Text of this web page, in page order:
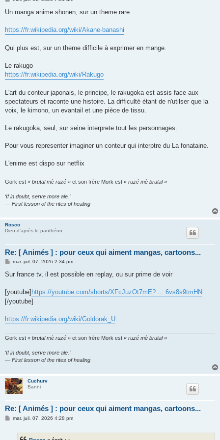
s
g
e
Un manga anime shonen, sur un theme rare
https://fr.wikipedia.org/wiki/Akane-banashi
Qui plus est, sur un theme difficile à exprimer en mange.
Le rakugo
https://fr.wikipedia.org/wiki/Rakugo
L'art du conteur japonais, le principe, le rakugoka est assis face aux
spectateurs et raconte une histoire. La difficulté étant de n'utilser que la
voix, le kimono, un evantail et une pièce de tissu.
Le rakugoka, seul, sur seine interprete tout les personnages.
Pour vous representer imaginer un conteur qui interptre du La fonataine.
L'enime est dispo sur netflix
Gork est « brutal mè ruzé » et son frère Mork est « ruzé mè brutal »
‘If in doubt, serve more ale.’
— First lesson of the rites of healing
Rosco
Dieu d'après le panthéon
Re: [ Animés ] : pour ceux qui aiment mangas, cartoons...
M
s
g
mar. juil. 07, 2026 2:34 pm
Sur france tv, il est possible en replay, ou sur prime de voir
[youtube] https://youtube.com/shorts/XFcJuzOt7mE? ... 6vs8s9tmHN
[/youtube]
https://fr.wikipedia.org/wiki/Goldorak_U
Gork est « brutal mè ruzé » et son frère Mork est « ruzé mè brutal »
‘If in doubt, serve more ale.’
— First lesson of the rites of healing
Cuchurv
Banni
Re: [ Animés ] : pour ceux qui aiment mangas, cartoons...
Mmar. juil. 07, 2026 4:28 pm